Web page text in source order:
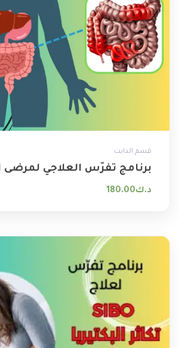
قسم الدايت
برنامج تفرّس العلاجي لمرضى
د.ك180.00